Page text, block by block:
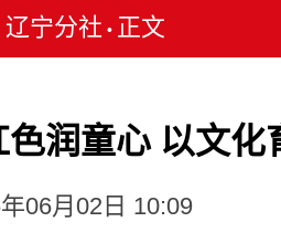
辽宁分社 • 正文
润童心 以文化
06月02日 10:09